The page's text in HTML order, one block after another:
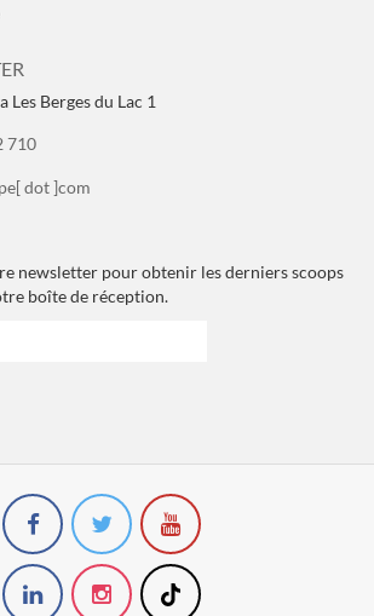
Les Berges du Lac 1
710
dot ]com
newsletter pour obtenir les derniers scoops
boîte de réception.